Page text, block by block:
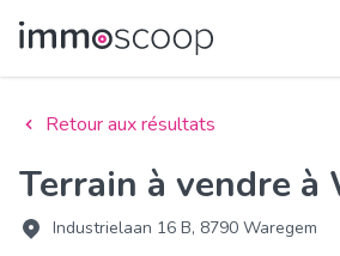
Retour aux résultats
Terrain à vendre à
Industrielaan 16 B, 8790 Waregem